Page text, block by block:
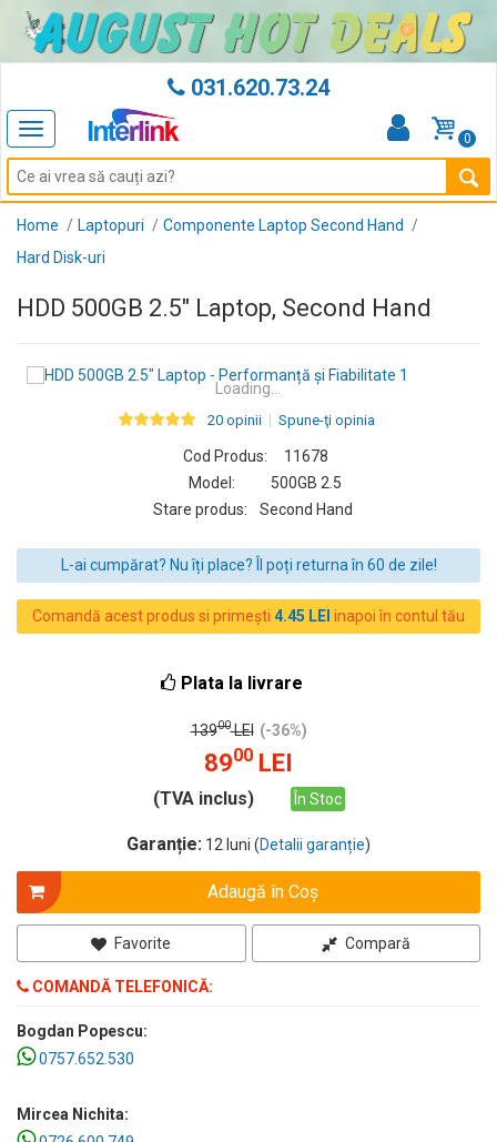
031.620.73.24
Toggle
navigation
0
Home Laptopuri
Componente Laptop Second Hand
Hard Disk-uri
HDD 500GB 2.5" Laptop, Second Hand
Loading...
20 opinii Spune-ţi opinia
Cod Produs:
11678
Model:
500GB 2.5
Stare produs:
Second Hand
L-ai cumpărat? Nu îți place? Îl poți returna în 60 de zile!
Comandă acest produs si primești 4.45 LEI inapoi în contul tău
Plata la livrare
13900LEI (-36%)
8900 LEI
(TVA inclus) În Stoc
Garanție: 12 luni (Detalii garanție)
Adaugă în Coş
Favorite Compară
COMANDĂ TELEFONICĂ:
Bogdan Popescu:
0757.652.530
Mircea Nichita: